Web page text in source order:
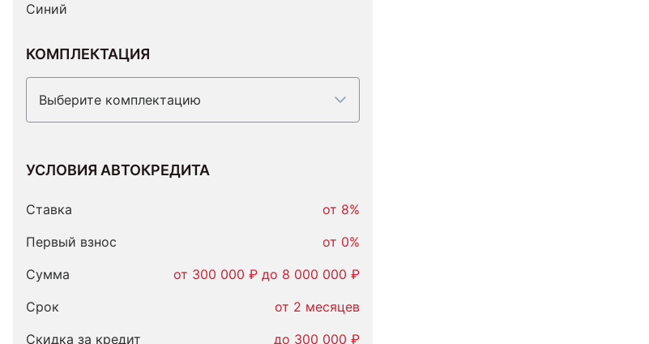
Синий
КОМПЛЕКТАЦИЯ
Выберите комплектацию
УСЛОВИЯ АВТОКРЕДИТА
Ставка
от 8%
Первый взнос
от 0%
Сумма
от 300 000 ₽ до 8 000 000 ₽
Срок
от 2 месяцев
Скидка за кредит
до 300 000 ₽